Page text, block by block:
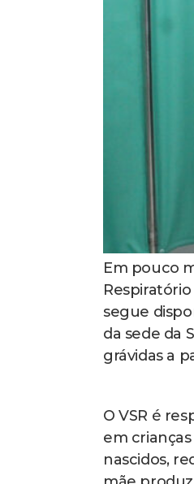
Em pouco
segue
da sede da
grávidas a
O VSR é
em
nascidos,